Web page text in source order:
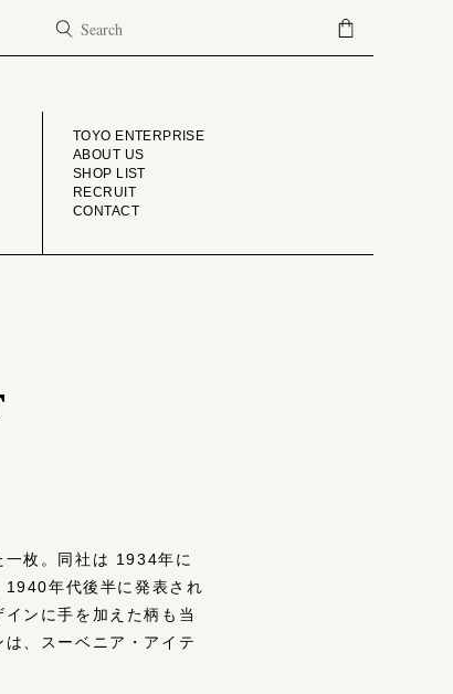
COMPANY
TOYO ENTERPRISE
ABOUT US
SHOP LIST
RECRUIT
CONTACT
一枚。同社は 1934年に
1940年代後半に発表され
ンに手を加えた柄も当
、スーベニア・アイテ